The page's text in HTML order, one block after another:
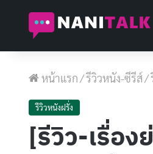
หน้าแรก/รีวิวหนัง-ซีรีส์/
รีวิวหนังฝรั่ง
[รีวิว-เรื่อ